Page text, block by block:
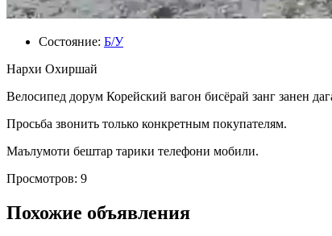
Состояние: Б/У
Нархи Охиршай
Велосипед дорум Корейский вагон бисёрай занг занен
Просьба звонить только конкретным покупателям.
Маълумоти бештар тарики телефони мобили.
Просмотров: 9
Похожие объявления